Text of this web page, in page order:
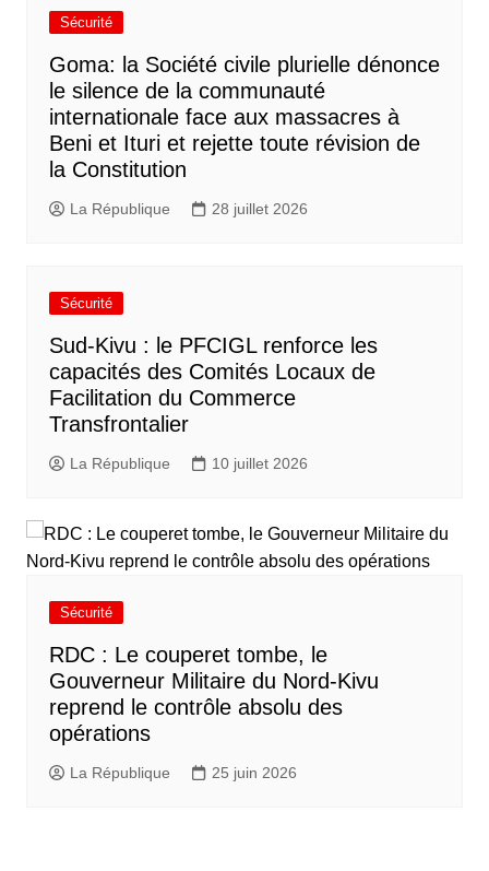
Sécurité
Goma: la Société civile plurielle dénonce
le silence de la communauté
internationale face aux massacres à
Beni et Ituri et rejette toute révision de
la Constitution
La République 28 juillet 2026
Sécurité
Sud-Kivu : le PFCIGL renforce les
capacités des Comités Locaux de
Facilitation du Commerce
Transfrontalier
La République 10 juillet 2026
Sécurité
RDC : Le couperet tombe, le
Gouverneur Militaire du Nord-Kivu
reprend le contrôle absolu des
opérations
La République 25 juin 2026